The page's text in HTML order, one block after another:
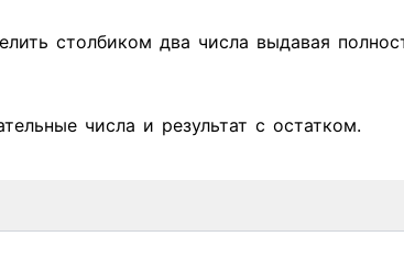
столбиком два числа выдавая
числа и результат с остатком.